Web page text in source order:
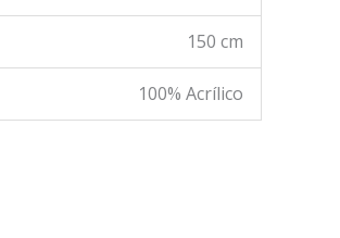
150 cm
100% Acrílico